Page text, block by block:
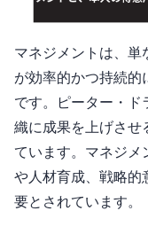
マネジメントは、単
が効率的かつ持続的
です。ピーター・ド
織に成果を上げさせ
ています。マネジメ
や人材育成、戦略的
要とされています。